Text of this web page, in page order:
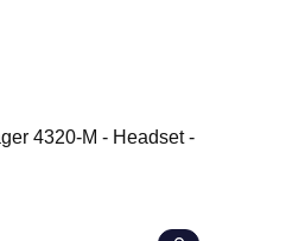
von 0 von 5 Sternen
4320-M - Headset -